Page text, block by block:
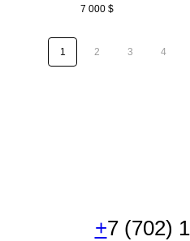
7 000 $
1 2 3 4
+7 (702)